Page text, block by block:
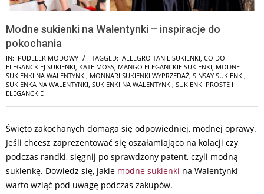
Modne sukienki na Walentynki – inspiracje do
pokochania
IN: PUDELEK MODOWY TAGGED: ALLEGRO TANIE SUKIENKI CO DO
ELEGANCKIEJ SUKIENKI KATE MOSS MANGO ELEGANCKIE SUKIENKI MODNE
SUKIENKI NA WALENTYNKI MONNARI SUKIENKI WYPRZEDAŻ SINSAY SUKIENKI
SUKIENKA NA WALENTYNKI SUKIENKI NA WALENTYNKI SUKIENKI PROSTE I
ELEGANCKIE
Święto zakochanych domaga się odpowiedniej, modnej oprawy.
Jeśli chcesz zaprezentować się oszałamiająco na kolacji czy
podczas randki, sięgnij po sprawdzony patent, czyli modną
sukienkę. Dowiedz się, jakie modne sukienki na Walentynki
warto wziąć pod uwagę podczas zakupów.